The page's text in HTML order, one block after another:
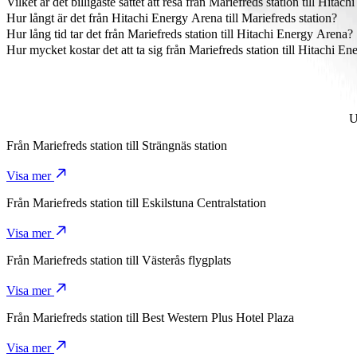
Det mest prisvärda sättet att resa från Mariefreds station till Hitachi
Hur långt är det från Hitachi Energy Arena till Mariefreds station?
Hitachi Energy Arena är ungefär 74,3 km från Mariefreds station.
Hur lång tid tar det från Mariefreds station till Hitachi Energy Arena?
Det tar ungefär 54 min från Mariefreds station till Hitachi Energy
Hur mycket kostar det att ta sig från Mariefreds station till Hitachi
Från Mariefreds station till Strängnäs station
Visa mer
Från Mariefreds station till Eskilstuna Centralstation
Visa mer
Från Mariefreds station till Västerås flygplats
Visa mer
Från Mariefreds station till Best Western Plus Hotel Plaza
Visa mer